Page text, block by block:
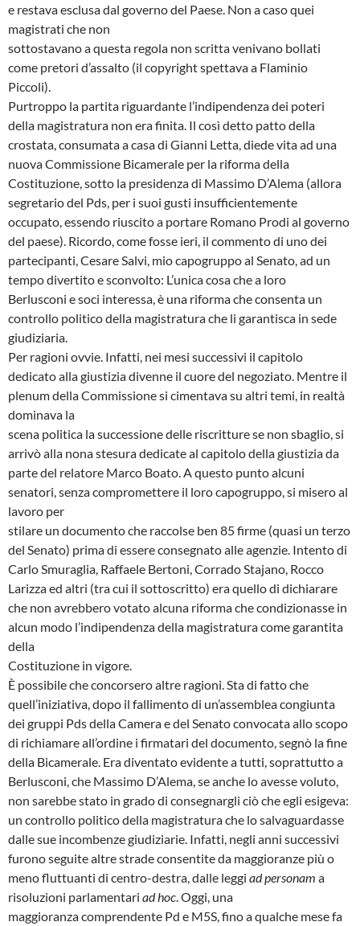
e restava esclusa dal governo del Paese. Non a caso quei
magistrati che non
sottostavano a questa regola non scritta venivano bollati
come pretori d’assalto (il copyright spettava a Flaminio
Piccoli).
Purtroppo la partita riguardante l’indipendenza dei poteri
della magistratura non era finita. Il così detto patto della
crostata, consumata a casa di Gianni Letta, diede vita ad una
nuova Commissione Bicamerale per la riforma della
Costituzione, sotto la presidenza di Massimo D’Alema (allora
segretario del Pds, per i suoi gusti insufficientemente
occupato, essendo riuscito a portare Romano Prodi al governo
del paese). Ricordo, come fosse ieri, il commento di uno dei
partecipanti, Cesare Salvi, mio capogruppo al Senato, ad un
tempo divertito e sconvolto: L’unica cosa che a loro
Berlusconi e soci interessa, è una riforma che consenta un
controllo politico della magistratura che li garantisca in sede
giudiziaria.
Per ragioni ovvie. Infatti, nei mesi successivi il capitolo
dedicato alla giustizia divenne il cuore del negoziato. Mentre il
plenum della Commissione si cimentava su altri temi, in realtà
dominava la
scena politica la successione delle riscritture se non sbaglio, si
arrivò alla nona stesura dedicate al capitolo della giustizia da
parte del relatore Marco Boato. A questo punto alcuni
senatori, senza compromettere il loro capogruppo, si misero al
lavoro per
stilare un documento che raccolse ben 85 firme (quasi un terzo
del Senato) prima di essere consegnato alle agenzie. Intento di
Carlo Smuraglia, Raffaele Bertoni, Corrado Stajano, Rocco
Larizza ed altri (tra cui il sottoscritto) era quello di dichiarare
che non avrebbero votato alcuna riforma che condizionasse in
alcun modo l’indipendenza della magistratura come garantita
della
Costituzione in vigore.
È possibile che concorsero altre ragioni. Sta di fatto che
quell’iniziativa, dopo il fallimento di un’assemblea congiunta
dei gruppi Pds della Camera e del Senato convocata allo scopo
di richiamare all’ordine i firmatari del documento, segnò la fine
della Bicamerale. Era diventato evidente a tutti, soprattutto a
Berlusconi, che Massimo D’Alema, se anche lo avesse voluto,
non sarebbe stato in grado di consegnargli ciò che egli esigeva:
un controllo politico della magistratura che lo salvaguardasse
dalle sue incombenze giudiziarie. Infatti, negli anni successivi
furono seguite altre strade consentite da maggioranze più o
meno fluttuanti di centro-destra, dalle leggi ad personam a
risoluzioni parlamentari ad hoc . Oggi, una
maggioranza comprendente Pd e M5S, fino a qualche mese fa